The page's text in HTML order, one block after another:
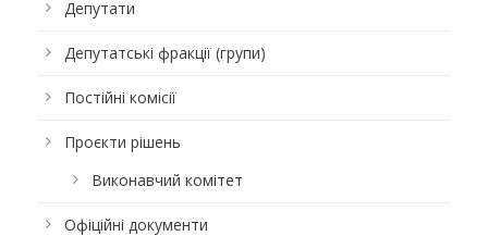
Депутати
Депутатські фракції (групи)
Постійні комісії
Проєкти рішень
Виконавчий комітет
Офіційні документи